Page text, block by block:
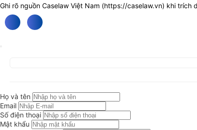
Ghi rõ nguồn Caselaw Việt Nam (https://caselaw.vn) khi trích
Họ và tên
Email
Số điện thoại
Mật khẩu